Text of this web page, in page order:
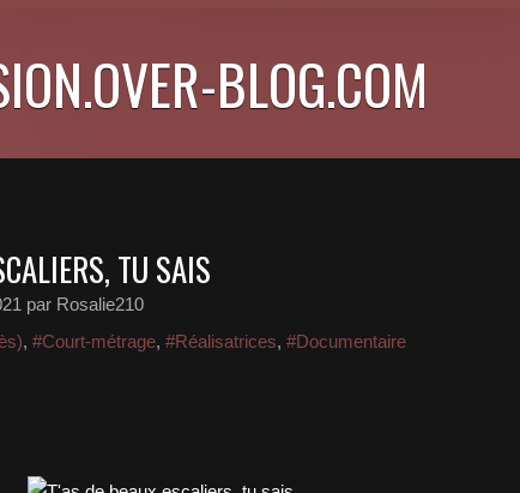
BLOG.COM
TU SAIS
par Rosalie210
, #Court-métrage, #Réalisatrices, #Documentaire